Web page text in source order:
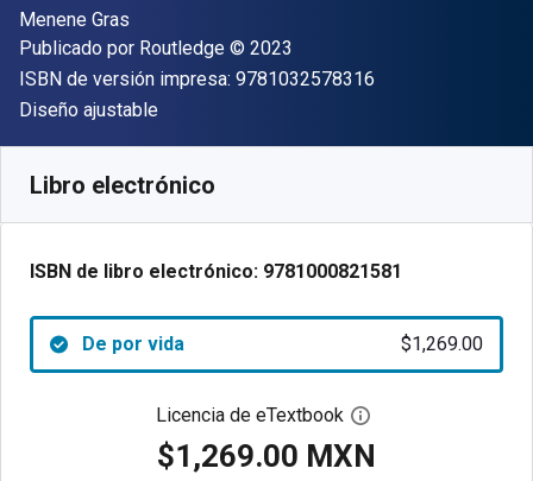
Autor(es)
Menene Gras
Editor
Publicado por Routledge Copyright
© 2023
ISBN de versión impresa: 9781032578316
Formato
Diseño ajustable
Libro electrónico
ISBN de libro electrónico: 9781000821581
De por vida $1,269.00
Licencia de eTextbook Abre el cuadro de
$1,269.00 MXN